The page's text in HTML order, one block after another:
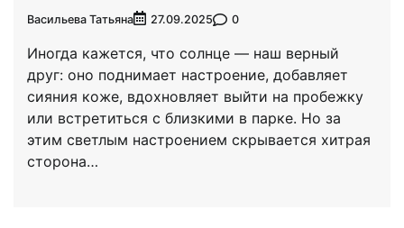
Васильева Татьяна 27.09.2025 0
Иногда кажется, что солнце — наш верный
друг: оно поднимает настроение, добавляет
сияния коже, вдохновляет выйти на пробежку
или встретиться с близкими в парке. Но за
этим светлым настроением скрывается хитрая
сторона…